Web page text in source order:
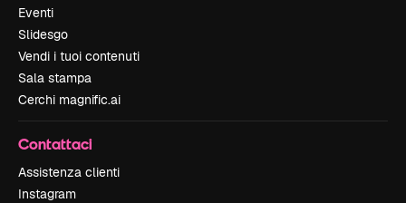
Eventi
Slidesgo
Vendi i tuoi contenuti
Sala stampa
Cerchi magnific.ai
Contattaci
Assistenza clienti
Instagram